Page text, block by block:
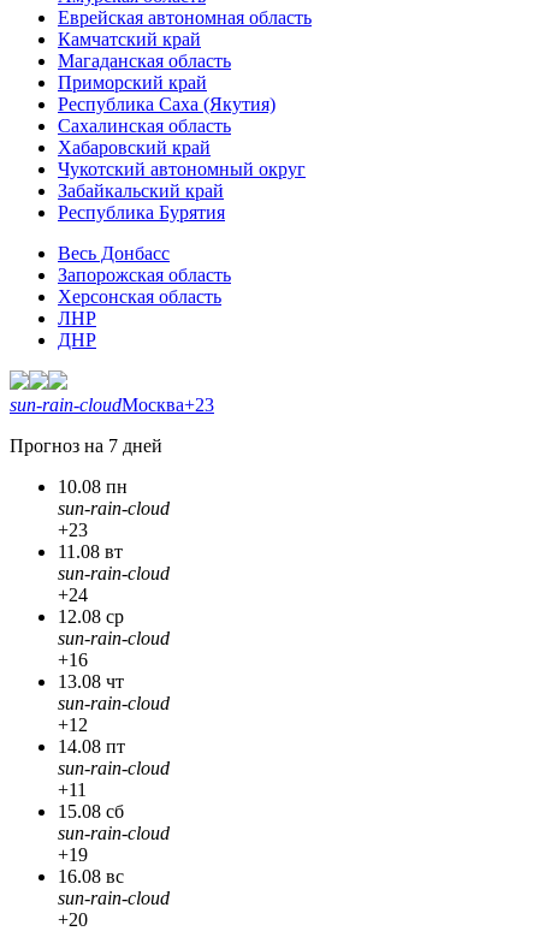
Еврейская автономная область
Камчатский край
Магаданская область
Приморский край
Республика Саха (Якутия)
Сахалинская область
Хабаровский край
Чукотский автономный округ
Забайкальский край
Республика Бурятия
Весь Донбасс
Запорожская область
Херсонская область
ЛНР
ДНР
sun-rain-cloudМосква+23
Прогноз на 7 дней
10.08 пн
sun-rain-cloud
+23
11.08 вт
sun-rain-cloud
+24
12.08 ср
sun-rain-cloud
+16
13.08 чт
sun-rain-cloud
+12
14.08 пт
sun-rain-cloud
+11
15.08 сб
sun-rain-cloud
+19
16.08 вс
sun-rain-cloud
+20